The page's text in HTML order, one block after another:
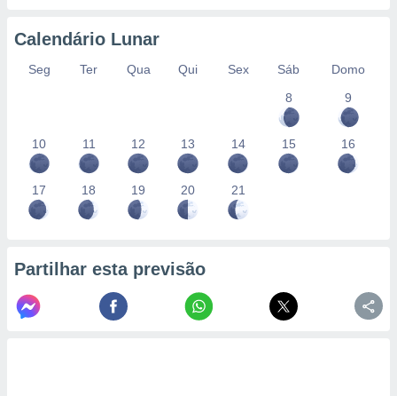
Calendário Lunar
Seg Ter Qua Qui Sex Sáb
Domo
8
9
10 11 12 13 14 15 16
17 18 19 20 21
Partilhar esta previsão